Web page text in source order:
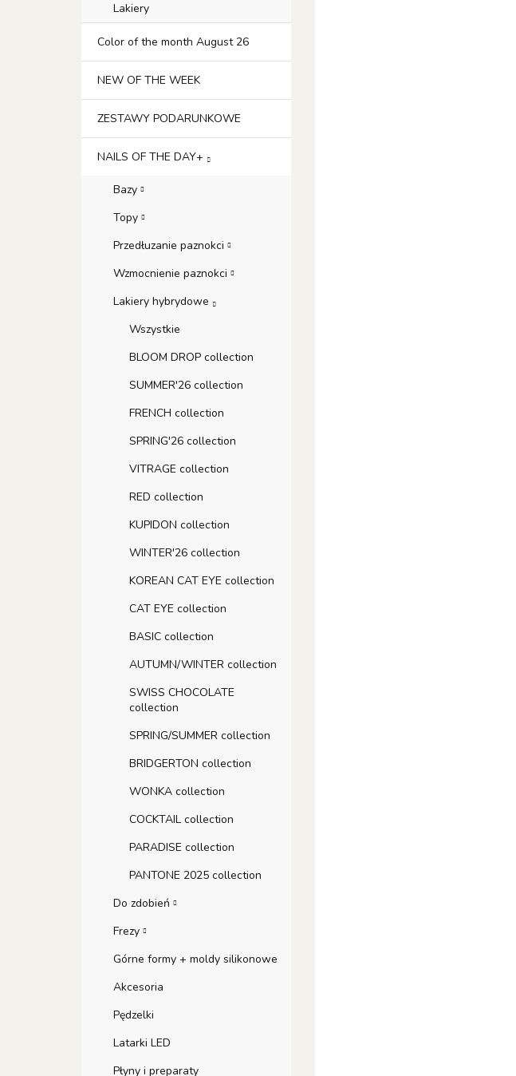
Lakiery
Color of the month August 26
NEW OF THE WEEK
ZESTAWY PODARUNKOWE
NAILS OF THE DAY+
Bazy
Topy
Przedłuzanie paznokci
Wzmocnienie paznokci
Lakiery hybrydowe
Wszystkie
BLOOM DROP collection
SUMMER'26 collection
FRENCH collection
SPRING'26 collection
VITRAGE collection
RED collection
KUPIDON collection
WINTER'26 collection
KOREAN CAT EYE collection
CAT EYE collection
BASIC collection
AUTUMN/WINTER collection
SWISS CHOCOLATE
collection
SPRING/SUMMER collection
BRIDGERTON collection
WONKA collection
COCKTAIL collection
PARADISE collection
PANTONE 2025 collection
Do zdobień
Frezy
Górne formy + moldy silikonowe
Akcesoria
Pędzelki
Latarki LED
Płyny i preparaty